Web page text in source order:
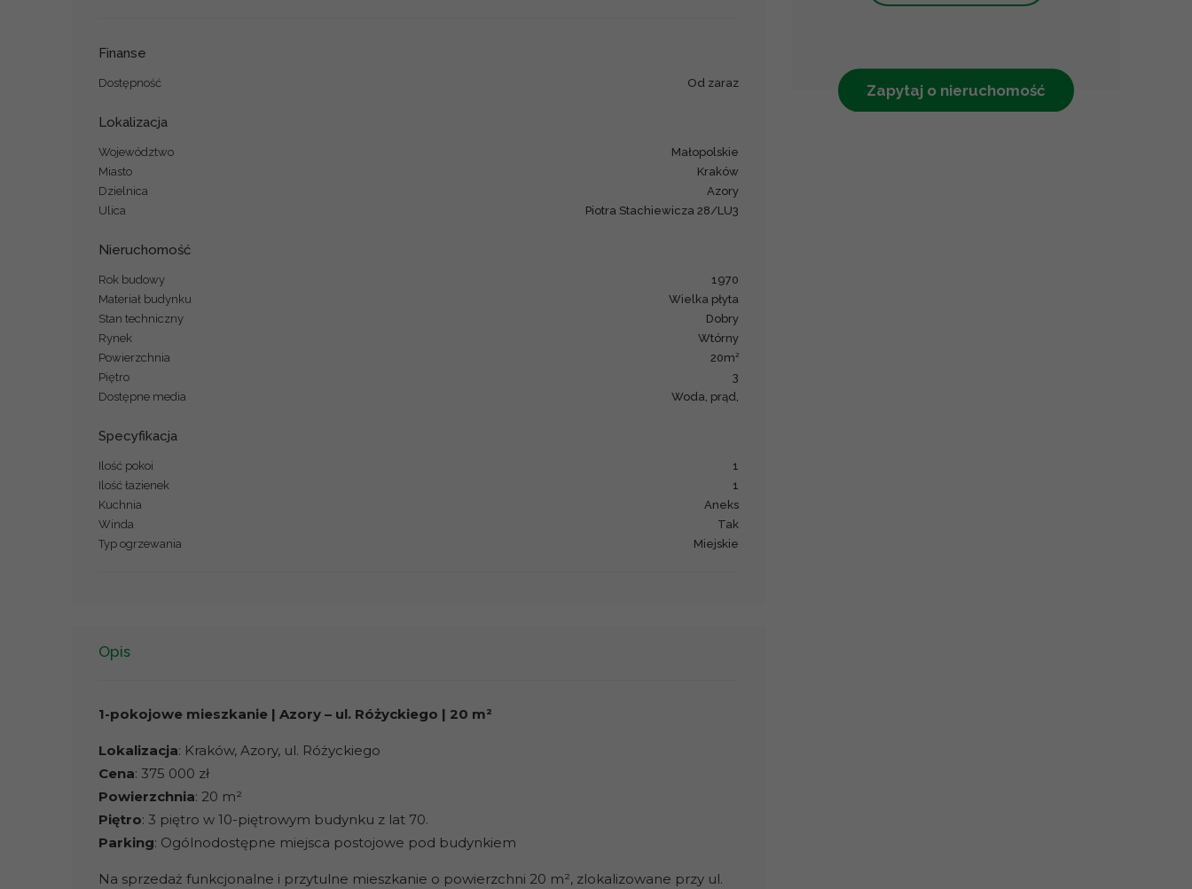
Zapytaj o nieruchomość
Finanse
Dostępność od zaraz
Lokalizacja
Województwo
małopolskie
Miasto
Kraków
Dzielnica
Azory
Ulica
Piotra Stachiewicza 28/LU3
Nieruchomość
Rok budowy
1970
Materiał budynku
wielka płyta
Stan techniczny
Dobry
Rynek
Wtórny
Powierzchnia
20m2
Piętro
3
Dostępne media
woda, prąd,
Specyfikacja
Ilość pokoi
1
Ilość łazienek
1
Kuchnia
aneks
Winda
Tak
Typ ogrzewania
miejskie
Opis
1-pokojowe mieszkanie | Azory – ul. Różyckiego | 20 m²
Lokalizacja: Kraków, Azory, ul. Różyckiego
Cena: 375 000 zł
Powierzchnia: 20 m²
Piętro: 3 piętro w 10-piętrowym budynku z lat 70.
Parking: Ogólnodostępne miejsca postojowe pod budynkiem
Na sprzedaż funkcjonalne i przytulne mieszkanie o powierzchni 20 m², zlokalizowane przy ul.